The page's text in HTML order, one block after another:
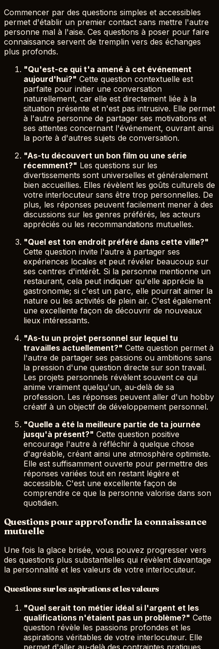
Commencer par des questions simples et accessibles
permet d'établir un premier contact sans mettre l'autre
personne mal à l'aise. Ces questions à poser pour faire
connaissance servent de tremplin vers des échanges
plus profonds.
"Qu'est-ce qui t'a amené à cet événement
aujourd'hui?" Cette question contextuelle est
parfaite pour initier une conversation
naturellement, car elle est directement liée à la
situation présente et n'est pas intrusive. Elle permet
à l'autre personne de partager ses motivations et
ses attentes concernant l'événement, ouvrant ainsi
la porte à d'autres sujets de conversation.
"As-tu découvert un bon film ou une série
récemment?" Les questions sur les
divertissements sont universelles et généralement
bien accueillies. Elles révèlent les goûts culturels de
votre interlocuteur sans être trop personnelles. De
plus, les réponses peuvent facilement mener à des
discussions sur les genres préférés, les acteurs
appréciés ou les recommandations mutuelles.
"Quel est ton endroit préféré dans cette ville?"
Cette question invite l'autre à partager ses
expériences locales et peut révéler beaucoup sur
ses centres d'intérêt. Si la personne mentionne un
restaurant, cela peut indiquer qu'elle apprécie la
gastronomie; si c'est un parc, elle pourrait aimer la
nature ou les activités de plein air. C'est également
une excellente façon de découvrir de nouveaux
lieux intéressants.
"As-tu un projet personnel sur lequel tu
travailles actuellement?" Cette question permet à
l'autre de partager ses passions ou ambitions sans
la pression d'une question directe sur son travail.
Les projets personnels révèlent souvent ce qui
anime vraiment quelqu'un, au-delà de sa
profession. Les réponses peuvent aller d'un hobby
créatif à un objectif de développement personnel.
"Quelle a été la meilleure partie de ta journée
jusqu'à présent?" Cette question positive
encourage l'autre à réfléchir à quelque chose
d'agréable, créant ainsi une atmosphère optimiste.
Elle est suffisamment ouverte pour permettre des
réponses variées tout en restant légère et
accessible. C'est une excellente façon de
comprendre ce que la personne valorise dans son
quotidien.
Questions pour approfondir la connaissance
mutuelle
Une fois la glace brisée, vous pouvez progresser vers
des questions plus substantielles qui révèlent davantage
la personnalité et les valeurs de votre interlocuteur.
Questions sur les aspirations et les valeurs
"Quel serait ton métier idéal si l'argent et les
qualifications n'étaient pas un problème?" Cette
question révèle les passions profondes et les
aspirations véritables de votre interlocuteur. Elle